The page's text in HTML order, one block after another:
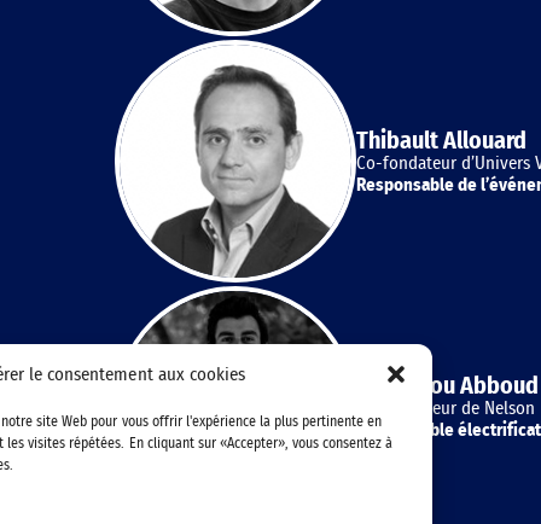
le consentement aux cookies
site Web pour vous offrir l'expérience la plus pertinente en
visites répétées. En cliquant sur «Accepter», vous consentez à
Thibault Allouard
Co-fondateur d’Univers
Responsable de
Julien Bou Abboud
Co-fondateur de Nelson
Responsable